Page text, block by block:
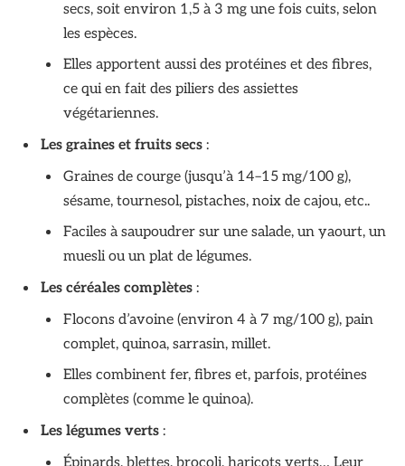
secs, soit environ 1,5 à 3 mg une fois cuits, selon
les espèces.
Elles apportent aussi des protéines et des fibres,
ce qui en fait des piliers des assiettes
végétariennes.
Les graines et fruits secs :
Graines de courge (jusqu’à 14–15 mg/100 g),
sésame, tournesol, pistaches, noix de cajou, etc..
Faciles à saupoudrer sur une salade, un yaourt, un
muesli ou un plat de légumes.
Les céréales complètes :
Flocons d’avoine (environ 4 à 7 mg/100 g), pain
complet, quinoa, sarrasin, millet.
Elles combinent fer, fibres et, parfois, protéines
complètes (comme le quinoa).
Les légumes verts :